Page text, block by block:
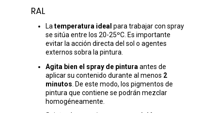
RAL
Latemperatura ideal para trabajar con spray
se sitúa entre los 20-25ºC. Es importante
evitar la acción directa del sol o agentes
externos sobra la pintura.
Agita bien el spray de pintura antes de
aplicar su contenido durante al menos 2
minutos . De este modo, los pigmentos de
pintura que contiene se podrán mezclar
homogéneamente.